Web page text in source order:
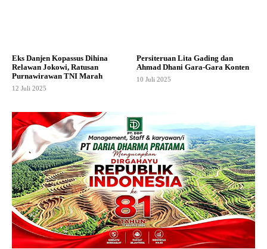
Eks Danjen Kopassus Dihina
Relawan Jokowi, Ratusan
Purnawirawan TNI Marah
12 Juli 2025
Persiteruan Lita Gading dan
Ahmad Dhani Gara-Gara Konten
10 Juli 2025